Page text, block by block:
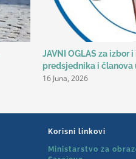
JAVNI OGLAS za izbor
predsjednika i
16 Juna, 2026
Korisni linkovi
Ministarstvo za